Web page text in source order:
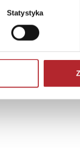
Statystyka